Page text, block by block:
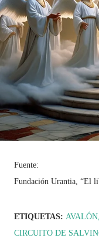
Fuente:
Fundación Urantia, “El
ETIQUETAS: AVALÓN
CIRCUITO DE